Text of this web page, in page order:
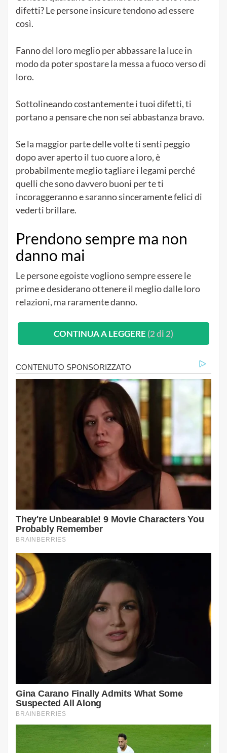
difetti? Le persone insicure tendono ad essere
così.
Fanno del loro meglio per abbassare la luce in
modo da poter spostare la messa a fuoco verso di
loro.
Sottolineando costantemente i tuoi difetti, ti
portano a pensare che non sei abbastanza bravo.
Se la maggior parte delle volte ti senti peggio
dopo aver aperto il tuo cuore a loro, è
probabilmente meglio tagliare i legami perché
quelli che sono davvero buoni per te ti
incoraggeranno e saranno sinceramente felici di
vederti brillare.
Prendono sempre ma non
danno mai
Le persone egoiste vogliono sempre essere le
prime e desiderano ottenere il meglio dalle loro
relazioni, ma raramente danno.
CONTINUA A LEGGERE (2 di 2)